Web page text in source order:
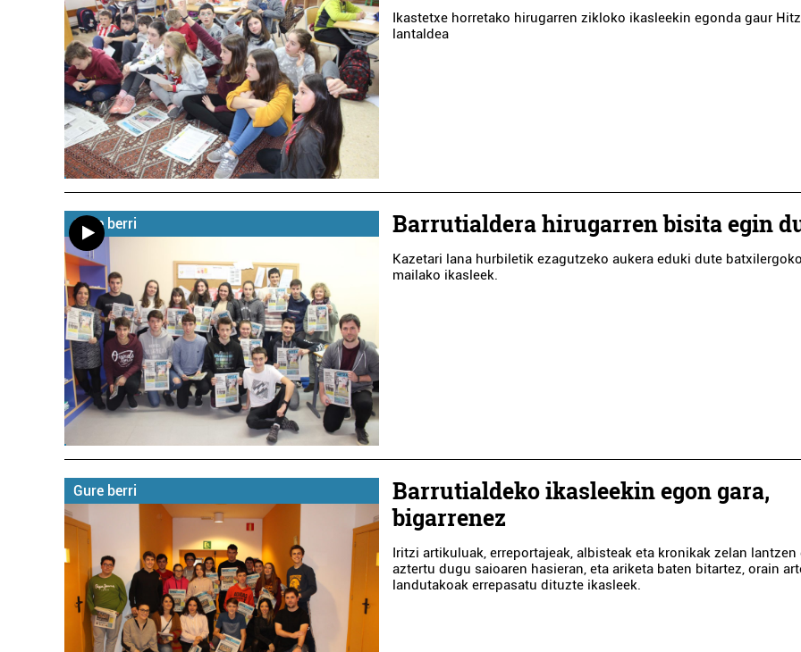
Ikastetxe horretako hirugarren zikloko ikasleekin egonda gaur
lantaldea
Gure berri Barrutialdera hirugarren bisita egin
Kazetari lana hurbiletik ezagutzeko aukera eduki dute
mailako ikasleek.
Gure berri
Barrutialdeko ikasleekin egon gara,
bigarrenez
Iritzi artikuluak, erreportajeak, albisteak eta kronikak zelan lantzen
aztertu dugu saioaren hasieran, eta ariketa baten bitartez, orain
landutakoak errepasatu dituzte ikasleek.